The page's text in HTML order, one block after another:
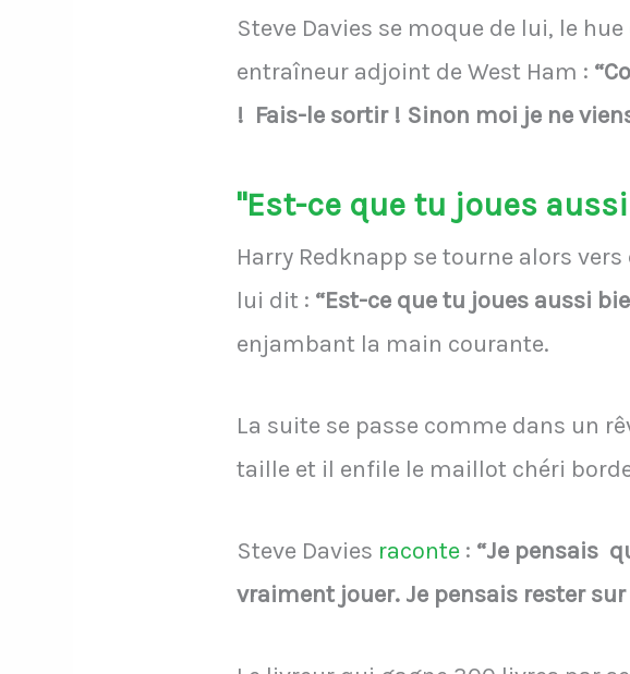
Steve Davies se moque de lui, le
entraîneur adjoint de West Ham :
! Fais-le sortir ! Sinon moi je ne
"Est-ce que tu joues
Harry Redknapp se tourne alors
lui dit : “Est-ce que tu joues aussi
enjambant la main courante.
La suite se passe comme dans un
taille et il enfile le maillot chéri
Steve Davies raconte : “Je pensais
vraiment jouer. Je pensais rester